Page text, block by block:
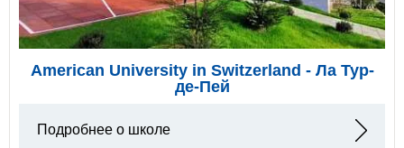
American University in Switzerland - Ла Тур-
де-Пей
Подробнее о школе